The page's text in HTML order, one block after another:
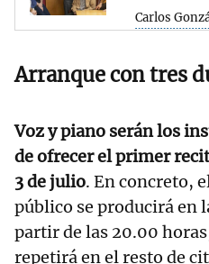
Carlos
Arranque con tres
Voz y piano serán los
de ofrecer el primer
3 de julio. En concreto,
público se producirá en
partir de las 20.00
repetirá en el resto de